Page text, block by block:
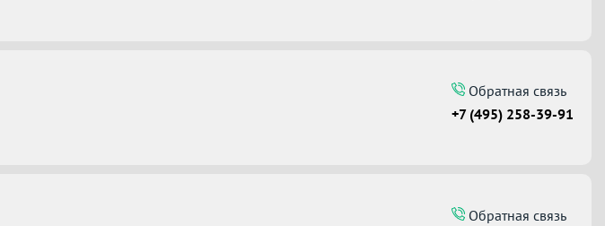
Обратная связь
+7 (495) 258-39-91
Обратная связь